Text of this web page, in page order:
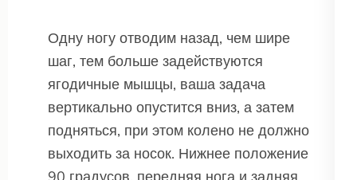
Одну ногу отводим назад, чем шире
шаг, тем больше задействуются
ягодичные мышцы, ваша задача
вертикально опустится вниз, а затем
подняться, при этом колено не должно
выходить за носок. Нижнее положение